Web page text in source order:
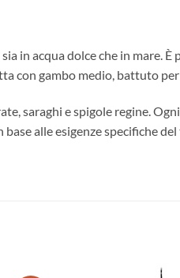
in acqua dolce che in mare.
con gambo medio, battuto per
saraghi e spigole regine.
alle esigenze specifiche